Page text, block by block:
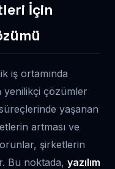
İçin
iş ortamında
yenilikçi çözümler
yaşanan
artması ve
şirketlerin
Bu noktada, yazılım